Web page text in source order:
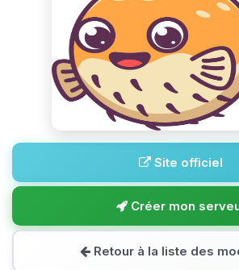
Site officiel
Créer mon
Retour à la liste des